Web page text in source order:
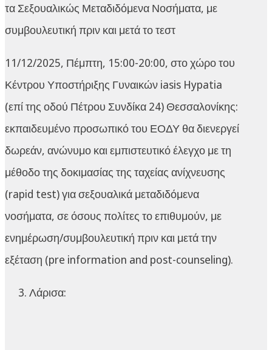
τα Σεξουαλικώς Μεταδιδόμενα Νοσήματα, με
συμβουλευτική πριν και μετά το τεστ
11/12/2025, Πέμπτη, 15:00-20:00, στο χώρο του
Κέντρου Υποστήριξης Γυναικών iasis Hypatia
(επί της οδού Πέτρου Συνδίκα 24) Θεσσαλονίκης:
εκπαιδευμένο προσωπικό του ΕΟΔΥ θα διενεργεί
δωρεάν, ανώνυμο και εμπιστευτικό έλεγχο με τη
μέθοδο της δοκιμασίας της ταχείας ανίχνευσης
(rapid test) για σεξουαλικά μεταδιδόμενα
νοσήματα, σε όσους πολίτες το επιθυμούν, με
ενημέρωση/συμβουλευτική πριν και μετά την
εξέταση (pre information and post-counseling).
Λάρισα: